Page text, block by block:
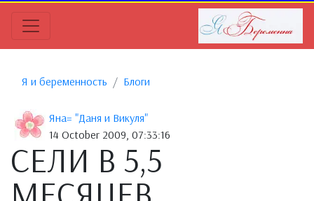
Я и беременность Блоги
Яна= "Даня и Викуля"
14 October 2009, 07:33:16
СЕЛИ В 5,5